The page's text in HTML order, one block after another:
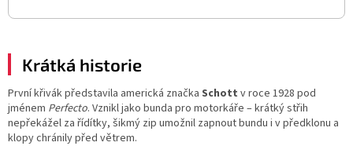
Krátká historie
První křivák představila americká značka Schott v roce 1928 pod
jménem Perfecto. Vznikl jako bunda pro motorkáře – krátký střih
nepřekážel za řídítky, šikmý zip umožnil zapnout bundu i v předklonu a
klopy chránily před větrem.